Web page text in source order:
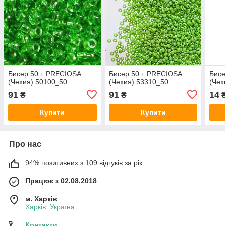
Бисер 50 г. PRECIOSA
(Чехия) 50100_50
91 ₴
Купити
Бисер 50 г. PRECIOSA
(Чехия) 53310_50
91₴
Купити
14
Про нас
94% позитивних з 109 відгуків за рік
Працює з 02.08.2018
м. Харків
Харків, Україна